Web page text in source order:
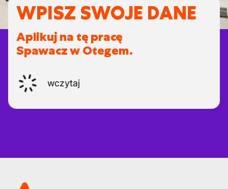
WPISZ SWOJE DANE
Aplikuj na tę pracę
Spawacz w Otegem.
wczytaj